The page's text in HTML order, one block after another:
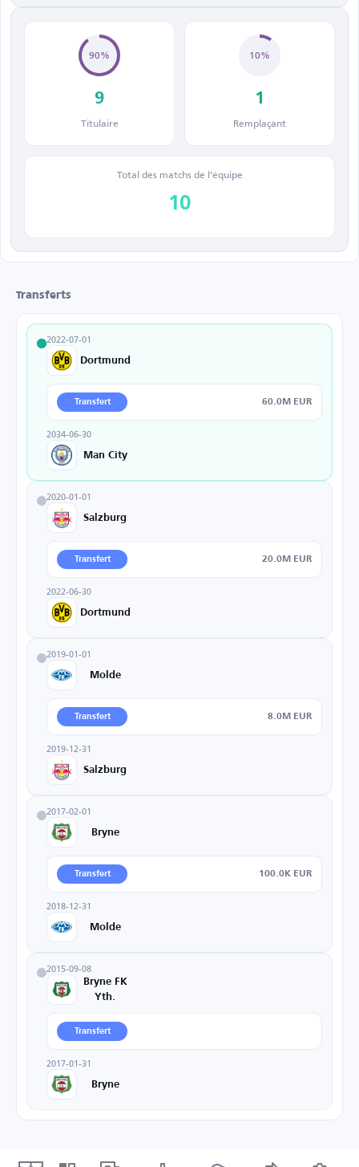
90%
9
Titulaire
10%
1
Remplaçant
Total des matchs de l’équipe
10
Transferts
2022-07-01
Dortmund
Transfert 60.0M EUR
2034-06-30
Man City
2020-01-01
Salzburg
Transfert 20.0M EUR
2022-06-30
Dortmund
2019-01-01
Molde
Transfert 8.0M EUR
2019-12-31
Salzburg
2017-02-01
Bryne
Transfert 100.0K EUR
2018-12-31
Molde
2015-09-08
Bryne FK
Yth.
Transfert
2017-01-31
Bryne